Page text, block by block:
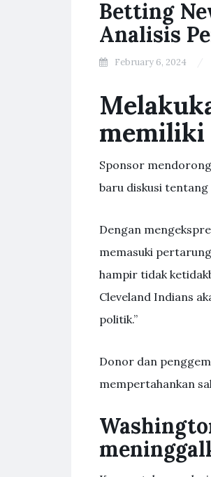
Betting
Analisis
February 6, 2024
memiliki
Sponsor
baru diskusi tentang
Dengan
memasuki
hampir tidak
Cleveland Indians
politik.”
Donor dan
mempertahankan